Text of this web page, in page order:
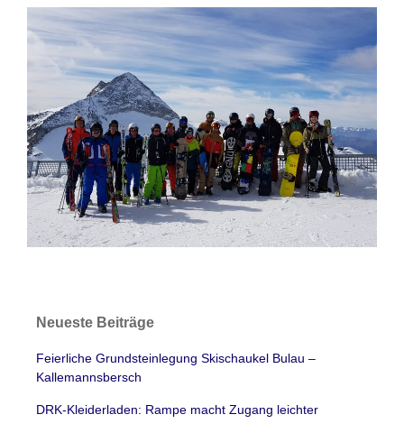
Neueste Beiträge
Feierliche Grundsteinlegung Skischaukel Bulau –
Kallemannsbersch
DRK-Kleiderladen: Rampe macht Zugang leichter